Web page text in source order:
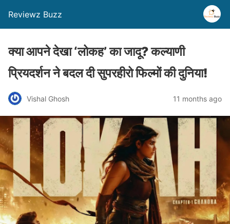
Reviewz Buzz
क्या आपने देखा ‘लोकह’ का जादू? कल्याणी
प्रियदर्शन ने बदल दी सुपरहीरो फिल्मों की दुनिया!
Vishal Ghosh 11 months ago